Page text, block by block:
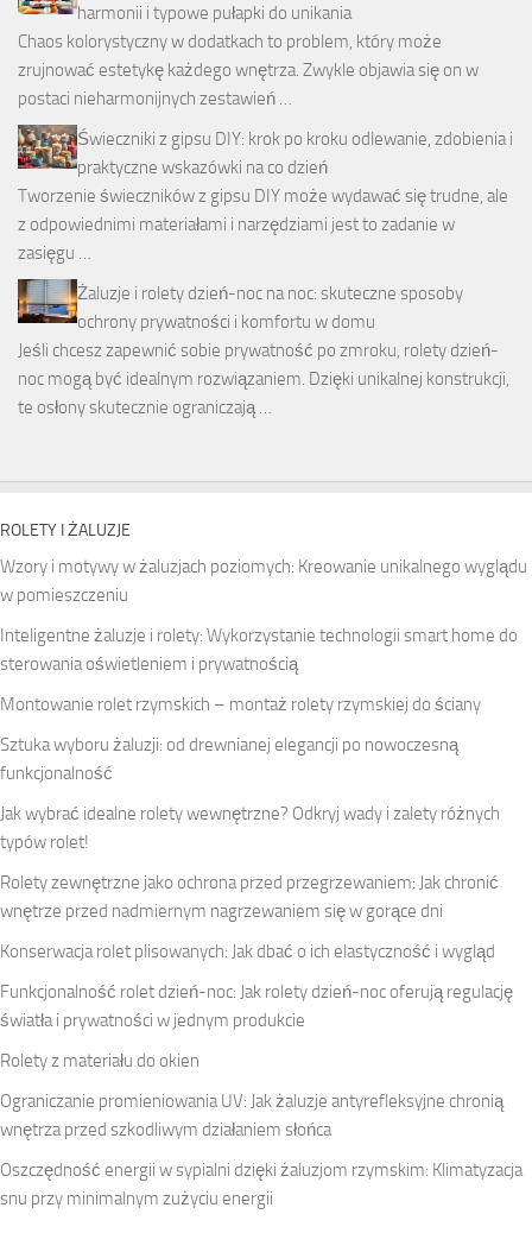
harmonii i typowe pułapki do unikania
Chaos kolorystyczny w dodatkach to problem, który może
zrujnować estetykę każdego wnętrza. Zwykle objawia się on w
postaci nieharmonijnych zestawień …
Świeczniki z gipsu DIY: krok po kroku odlewanie, zdobienia i
praktyczne wskazówki na co dzień
Tworzenie świeczników z gipsu DIY może wydawać się trudne, ale
z odpowiednimi materiałami i narzędziami jest to zadanie w
zasięgu …
Żaluzje i rolety dzień-noc na noc: skuteczne sposoby
ochrony prywatności i komfortu w domu
Jeśli chcesz zapewnić sobie prywatność po zmroku, rolety dzień-
noc mogą być idealnym rozwiązaniem. Dzięki unikalnej konstrukcji,
te osłony skutecznie ograniczają …
ROLETY I ŻALUZJE
Wzory i motywy w żaluzjach poziomych: Kreowanie unikalnego wyglądu
w pomieszczeniu
Inteligentne żaluzje i rolety: Wykorzystanie technologii smart home do
sterowania oświetleniem i prywatnością
Montowanie rolet rzymskich – montaż rolety rzymskiej do ściany
Sztuka wyboru żaluzji: od drewnianej elegancji po nowoczesną
funkcjonalność
Jak wybrać idealne rolety wewnętrzne? Odkryj wady i zalety różnych
typów rolet!
Rolety zewnętrzne jako ochrona przed przegrzewaniem: Jak chronić
wnętrze przed nadmiernym nagrzewaniem się w gorące dni
Konserwacja rolet plisowanych: Jak dbać o ich elastyczność i wygląd
Funkcjonalność rolet dzień-noc: Jak rolety dzień-noc oferują regulację
światła i prywatności w jednym produkcie
Rolety z materiału do okien
Ograniczanie promieniowania UV: Jak żaluzje antyrefleksyjne chronią
wnętrza przed szkodliwym działaniem słońca
Oszczędność energii w sypialni dzięki żaluzjom rzymskim: Klimatyzacja
snu przy minimalnym zużyciu energii